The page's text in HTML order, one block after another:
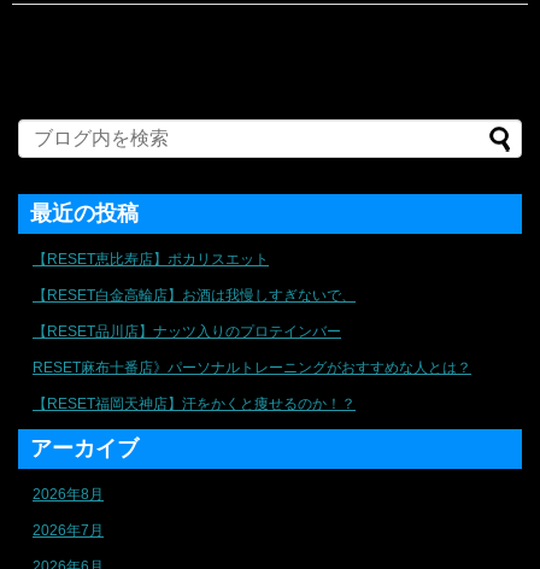
最近の投稿
【RESET恵比寿店】ポカリスエット
【RESET白金高輪店】お酒は我慢しすぎないで、
【RESET品川店】ナッツ入りのプロテインバー
RESET麻布十番店》パーソナルトレーニングがおすすめな人とは？
【RESET福岡天神店】汗をかくと痩せるのか！？
アーカイブ
2026年8月
2026年7月